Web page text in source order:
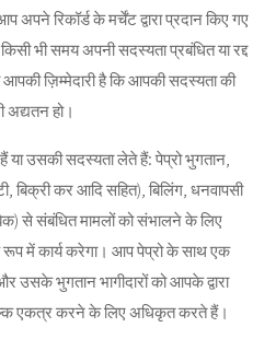
रिकॉर्ड के मर्चेंट द्वारा प्रदान किए गए
भी समय अपनी सदस्यता प्रबंधित या रद्द
ज़िम्मेदारी है कि आपकी सदस्यता की
अद्यतन हो।
उसकी सदस्यता लेते हैं: पेप्रो भुगतान,
कर आदि सहित), बिलिंग, धनवापसी
से संबंधित मामलों को संभालने के लिए
में कार्य करेगा। आप पेप्रो के साथ एक
उसके भुगतान भागीदारों को आपके द्वारा
एकत्र करने के लिए अधिकृत करते हैं।